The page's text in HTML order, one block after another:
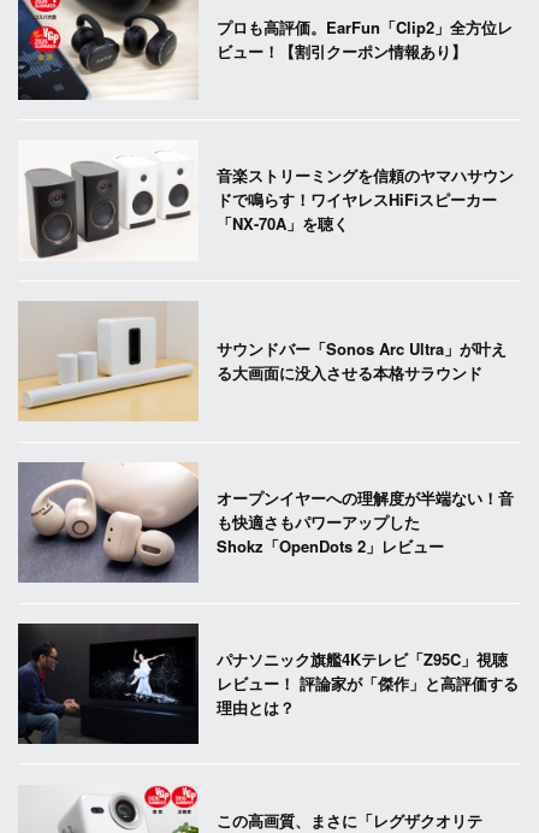
プロも高評価。EarFun「Clip2」全方位レ
ビュー！【割引クーポン情報あり】
音楽ストリーミングを信頼のヤマハサウン
ドで鳴らす！ワイヤレスHiFiスピーカー
「NX-70A」を聴く
サウンドバー「Sonos Arc Ultra」が叶え
る大画面に没入させる本格サラウンド
オープンイヤーへの理解度が半端ない！音
も快適さもパワーアップした
Shokz「OpenDots 2」レビュー
パナソニック旗艦4Kテレビ「Z95C」視聴
レビュー！ 評論家が「傑作」と高評価する
理由とは？
この高画質、まさに「レグザクオリテ